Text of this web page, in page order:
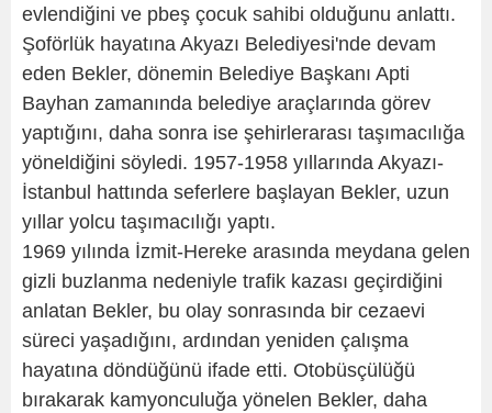
evlendiğini ve pbeş çocuk sahibi olduğunu anlattı.
Şoförlük hayatına Akyazı Belediyesi'nde devam
eden Bekler, dönemin Belediye Başkanı Apti
Bayhan zamanında belediye araçlarında görev
yaptığını, daha sonra ise şehirlerarası taşımacılığa
yöneldiğini söyledi. 1957-1958 yıllarında Akyazı-
İstanbul hattında seferlere başlayan Bekler, uzun
yıllar yolcu taşımacılığı yaptı.
1969 yılında İzmit-Hereke arasında meydana gelen
gizli buzlanma nedeniyle trafik kazası geçirdiğini
anlatan Bekler, bu olay sonrasında bir cezaevi
süreci yaşadığını, ardından yeniden çalışma
hayatına döndüğünü ifade etti. Otobüsçülüğü
bırakarak kamyonculuğa yönelen Bekler, daha